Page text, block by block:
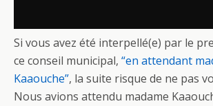
Si vous avez été interpellé(e) par le
ce conseil municipal, “en attendant
Kaaouche”, la suite risque de ne pas
Nous avions attendu madame